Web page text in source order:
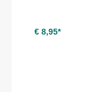
€ 8,95*